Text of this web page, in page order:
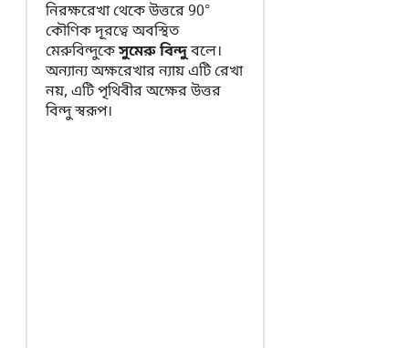
নিরক্ষরেখা থেকে উত্তরে 90°
কৌণিক দূরত্বে অবস্থিত
মেরুবিন্দুকেসুমেরু বিন্দুবলে।
অন্যান্য অক্ষরেখার ন্যায় এটি রেখা
নয়, এটি পৃথিবীর অক্ষের উত্তর
বিন্দু স্বরূপ।